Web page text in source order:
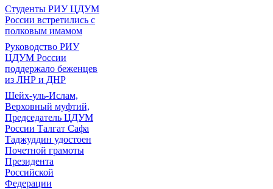
Студенты РИУ ЦДУМ
России встретились с
полковым имамом
Руководство РИУ
ЦДУМ России
поддержало беженцев
из ЛНР и ДНР
Шейх-уль-Ислам,
Верховный муфтий,
Председатель ЦДУМ
России Талгат Сафа
Таджуддин удостоен
Почетной грамоты
Президента
Российской
Федерации